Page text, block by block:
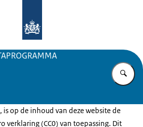
is op de inhoud van deze website de
verklaring (CC0) van toepassing. Dit